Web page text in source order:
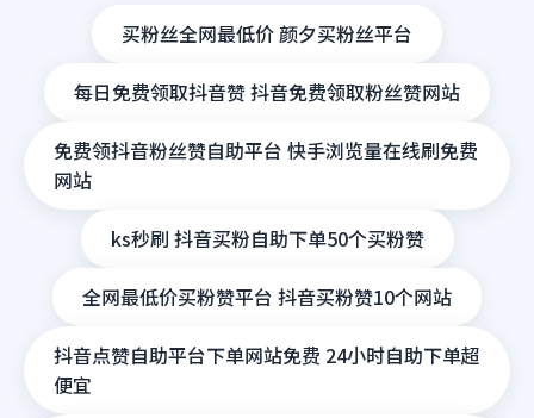
买粉丝全网最低价 颜夕买粉丝平台
每日免费领取抖音赞 抖音免费领取粉丝赞网站
免费领抖音粉丝赞自助平台 快手浏览量在线刷免费
网站
ks秒刷 抖音买粉自助下单50个买粉赞
全网最低价买粉赞平台 抖音买粉赞10个网站
抖音点赞自助平台下单网站免费 24小时自助下单超
便宜